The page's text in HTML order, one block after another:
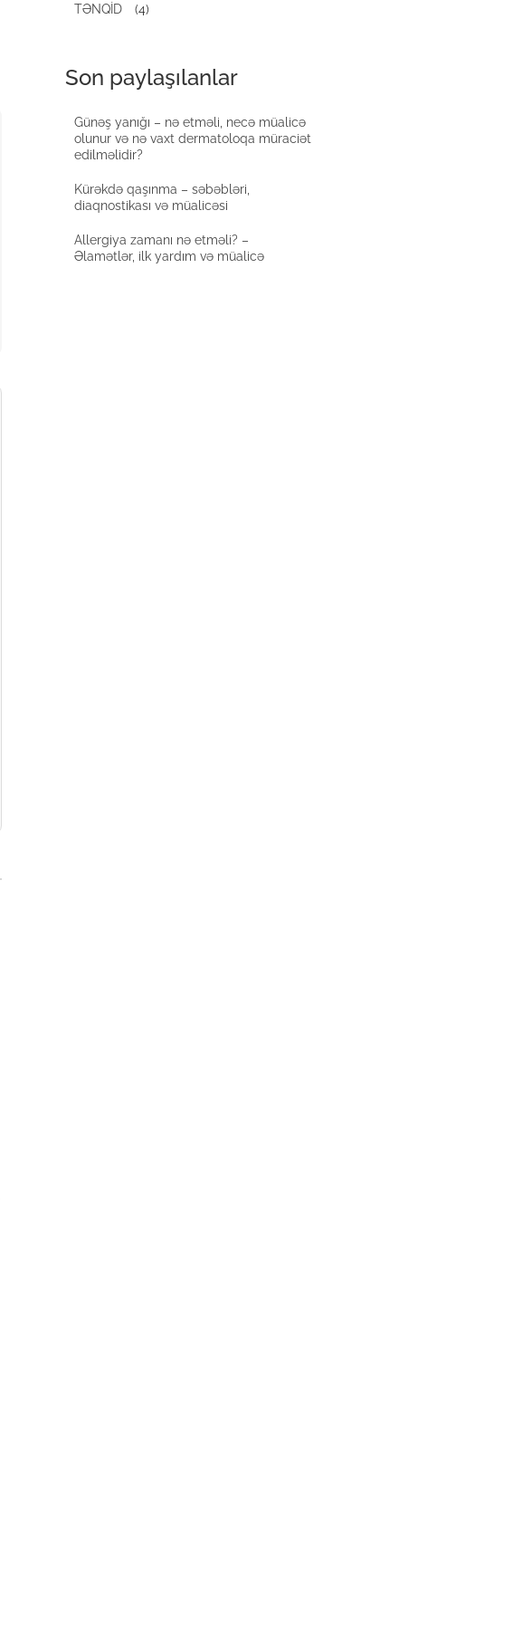
TƏNQİD (4)
Son paylaşılanlar
Günəş yanığı – nə etməli, necə müalicə
olunur və nə vaxt dermatoloqa müraciət
edilməlidir?
Kürəkdə qaşınma – səbəbləri,
diaqnostikası və müalicəsi
Allergiya zamanı nə etməli? –
Əlamətlər, ilk yardım və müalicə